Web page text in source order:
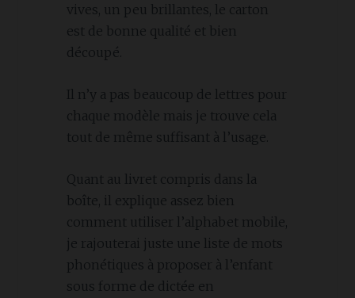
vives, un peu brillantes, le carton
est de bonne qualité et bien
découpé.
Il n’y a pas beaucoup de lettres pour
chaque modèle mais je trouve cela
tout de même suffisant à l’usage.
Quant au livret compris dans la
boîte, il explique assez bien
comment utiliser l’alphabet mobile,
je rajouterai juste une liste de mots
phonétiques à proposer à l’enfant
sous forme de dictée en